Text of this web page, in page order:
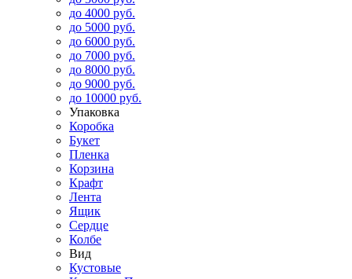
до 4000 руб.
до 5000 руб.
до 6000 руб.
до 7000 руб.
до 8000 руб.
до 9000 руб.
до 10000 руб.
Упаковка
Коробка
Букет
Пленка
Корзина
Крафт
Лента
Ящик
Сердце
Колбе
Вид
Кустовые